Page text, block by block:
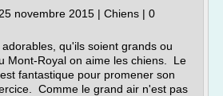
novembre 2015 | Chiens | 0
qu'ils soient grands ou
Mont-Royal on aime les chiens. Le
fantastique pour promener son
Comme le grand air n'est pas